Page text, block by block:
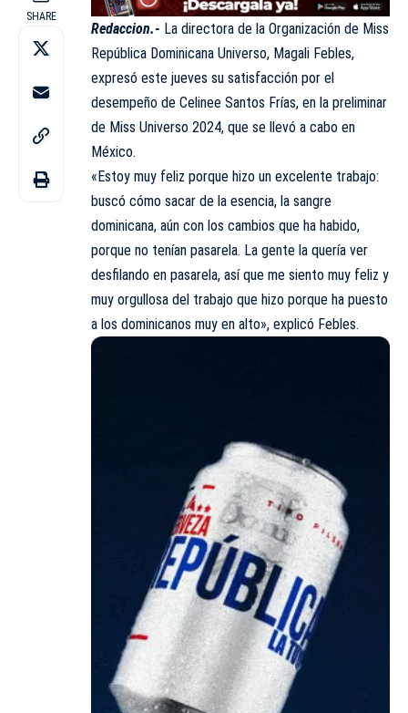
SHARE
Redaccion.- La directora de la Organización de Miss
República Dominicana Universo, Magali Febles,
expresó este jueves su satisfacción por el
desempeño de Celinee Santos Frías, en la preliminar
de Miss Universo 2024, que se llevó a cabo en
México.
«Estoy muy feliz porque hizo un excelente trabajo:
buscó cómo sacar de la esencia, la sangre
dominicana, aún con los cambios que ha habido,
porque no tenían pasarela. La gente la quería ver
desfilando en pasarela, así que me siento muy feliz y
muy orgullosa del trabajo que hizo porque ha puesto
a los dominicanos muy en alto», explicó Febles.